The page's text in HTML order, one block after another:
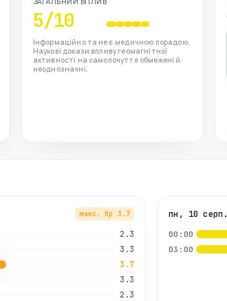
5/10
Інформаційно та не є медичною порадою.
Наукові докази впливу геомагнітної
активності на самопочуття обмежені й
неоднозначні.
макс. Kp 3.7
2.3
3.3
3.7
3.3
2.3
пн, 10 серп.
00:00
03:00